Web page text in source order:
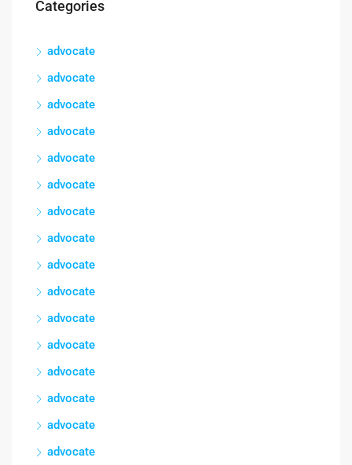
Categories
advocate
advocate
advocate
advocate
advocate
advocate
advocate
advocate
advocate
advocate
advocate
advocate
advocate
advocate
advocate
advocate